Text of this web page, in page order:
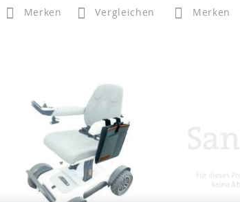
Merken Vergleichen Merken